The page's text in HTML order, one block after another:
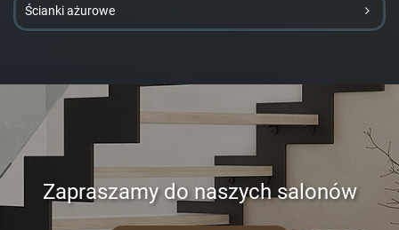
Ścianki ażurowe
Zapraszamy do naszych salonów